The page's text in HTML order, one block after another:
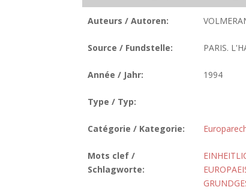
Auteurs / Autoren:
Source / Fundstelle: PARIS.
Année / Jahr: 1994
Type / Typ:
Catégorie / Kategorie:
Mots clef /
Schlagworte: